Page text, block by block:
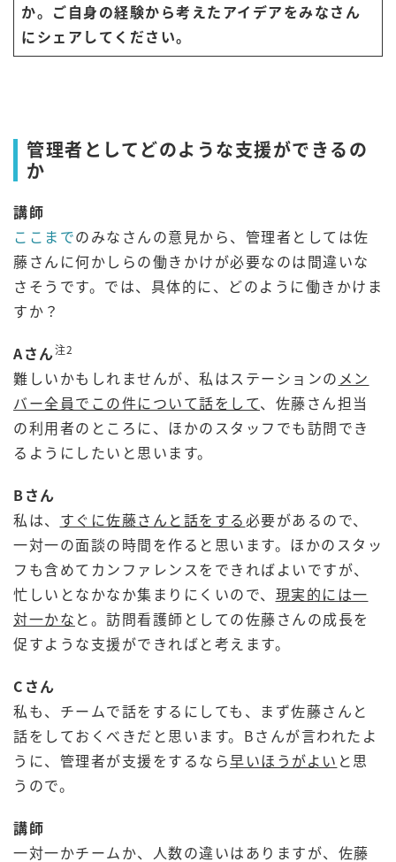
か。ご自身の経験から考えたアイデアをみなさん
にシェアしてください。
管理者としてどのような支援ができるの
か
講師
ここまでのみなさんの意見から、管理者としては佐
藤さんに何かしらの働きかけが必要なのは間違いな
さそうです。では、具体的に、どのように働きかけま
すか？
Aさん注2
難しいかもしれませんが、私はステーションの メン
バー全員でこの件について話をして、佐藤さん担当
の利用者のところに、ほかのスタッフでも訪問でき
るようにしたいと思います。
Bさん
私は、 すぐに佐藤さんと話をする必要があるので、
一対一の面談の時間を作ると思います。ほかのスタッ
フも含めてカンファレンスをできればよいですが、
忙しいとなかなか集まりにくいので、 現実的には一
対一かな と。訪問看護師としての佐藤さんの成長を
促すような支援ができればと考えます。
Cさん
私も、チームで話をするにしても、まず佐藤さんと
話をしておくべきだと思います。Bさんが言われたよ
うに、管理者が支援をするなら早いほうがよい と思
うので。
講師
一対一かチームか、人数の違いはありますが、佐藤